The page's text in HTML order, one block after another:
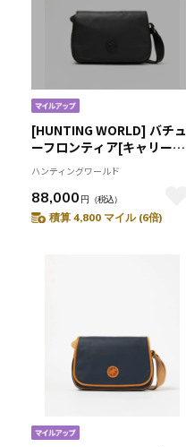
[HUNTING WORLD] バチュ
ーフロンティア[キャリーオ
ールM 2352BFR]ブラック
6109092108
ハンティングワールド
88,000 円 （税込）
積算 4,800 マイル (6倍)